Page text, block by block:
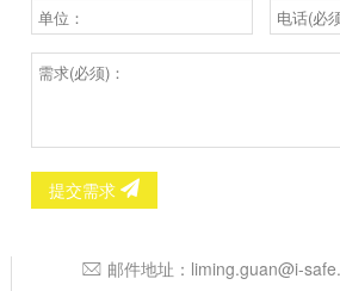
提交需求
邮件地址： liming.guan@i-